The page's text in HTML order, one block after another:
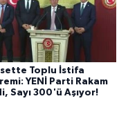
Toplu İstifa
YENİ Parti Rakam
Sayı 300'ü Aşıyor!